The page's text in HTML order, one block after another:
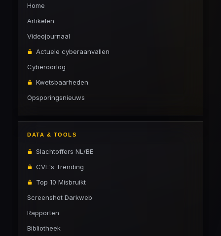
Home
Artikelen
Videojournaal
Actuele cyberaanvallen
Cyberoorlog
Kwetsbaarheden
Opsporingsnieuws
DATA & TOOLS
Slachtoffers NL/BE
CVE's Trending
Top 10 Misbruikt
Screenshot Darkweb
Rapporten
Bibliotheek